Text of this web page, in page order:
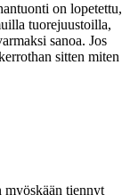
on lopetettu,
tuorejuustoilla,
sanoa. Jos
sitten miten
myöskään tiennyt